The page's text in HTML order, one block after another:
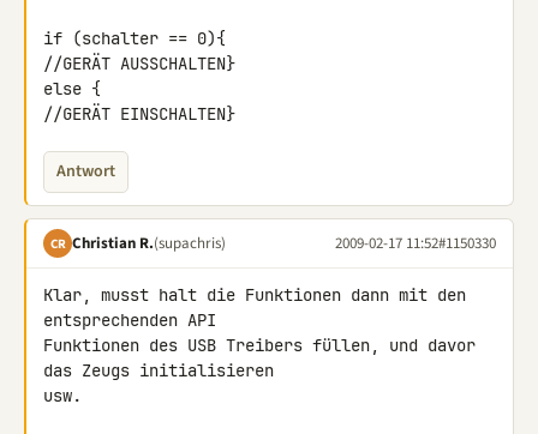
if (schalter == 0){
//GERÄT AUSSCHALTEN}
else {
//GERÄT EINSCHALTEN}
Antwort
CR Christian R.(supachris) 2009-02-17 11:52#1150330
Klar, musst halt die Funktionen dann mit den
entsprechenden API
Funktionen des USB Treibers füllen, und davor
das Zeugs initialisieren
usw.